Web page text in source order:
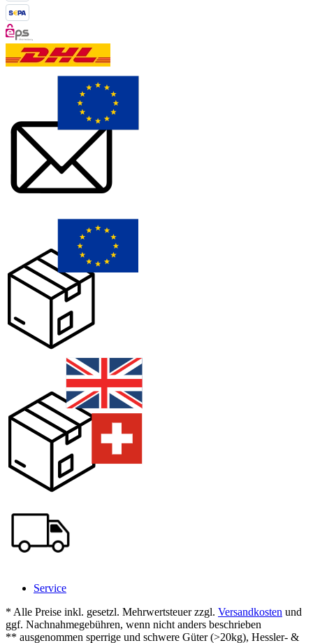
Service
* Alle Preise inkl. gesetzl. Mehrwertsteuer zzgl. Versandkosten und
ggf. Nachnahmegebühren, wenn nicht anders beschrieben
** ausgenommen sperrige und schwere Güter (>20kg), Hessler- &